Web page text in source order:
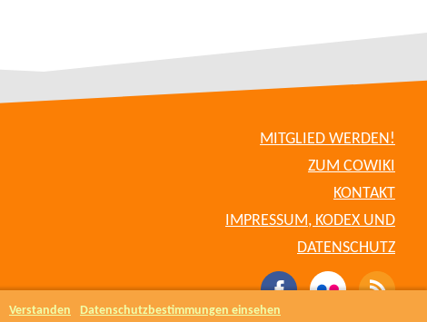
Verstanden Datenschutzbestimmungen einsehen
MITGLIED WERDEN!
ZUM COWIKI
KONTAKT
IMPRESSUM, KODEX UND
DATENSCHUTZ